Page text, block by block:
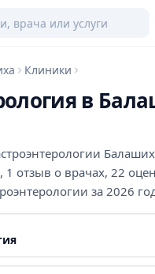
Клиники
в
1 отзыв о врачах, 22
за 2026